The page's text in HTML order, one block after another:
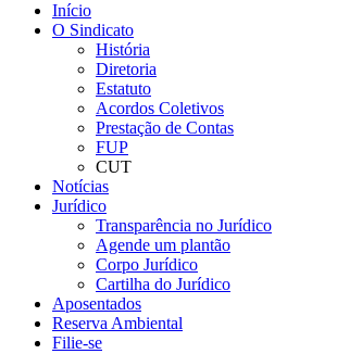
Início
O Sindicato
História
Diretoria
Estatuto
Acordos Coletivos
Prestação de Contas
FUP
CUT
Notícias
Jurídico
Transparência no Jurídico
Agende um plantão
Corpo Jurídico
Cartilha do Jurídico
Aposentados
Reserva Ambiental
Filie-se